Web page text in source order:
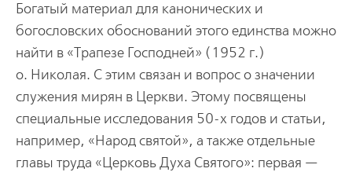
Богатый материал для канонических и
богословских обоснований этого единства можно
найти в «Трапезе Господней» (1952 г.)
о. Николая. С этим связан и вопрос о значении
служения мирян в Церкви. Этому посвящены
специальные исследования 50-х годов и статьи,
например, «Народ святой», а также отдельные
главы труда «Церковь Духа Святого»: первая —